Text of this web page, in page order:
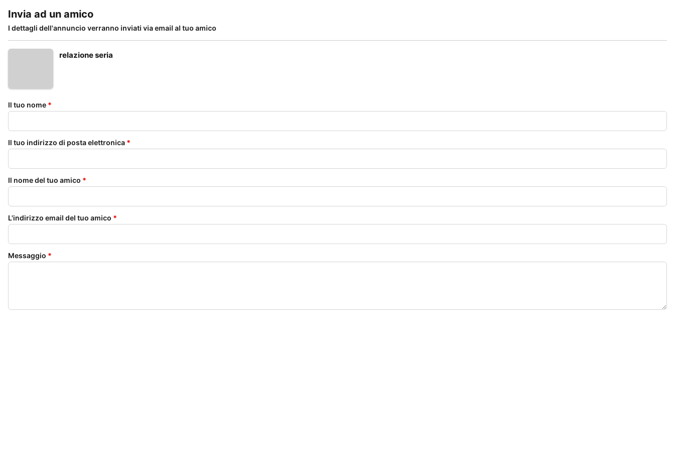
Invia ad un amico
I dettagli dell'annuncio verranno inviati via email al tuo amico
relazione seria
Il tuo nome *
Il tuo indirizzo di posta elettronica *
Il nome del tuo amico *
L'indirizzo email del tuo amico *
Messaggio *